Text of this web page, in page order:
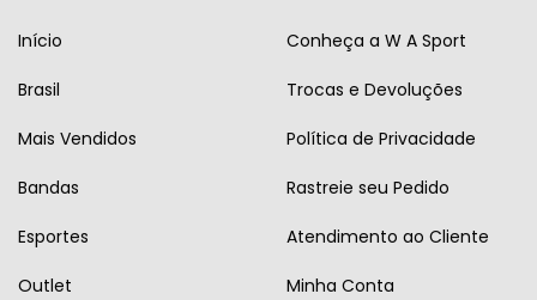
Início
Brasil
Mais Vendidos
Bandas
Esportes
Outlet
Conheça a W A Sport
Trocas e Devoluções
Política de Privacidade
Rastreie seu Pedido
Atendimento ao Cliente
Minha Conta